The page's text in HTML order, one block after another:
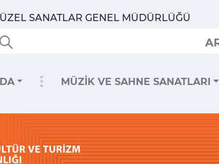
SANATLAR GENEL MÜDÜRLÜĞÜ
MÜZİK VE SAHNE SANATLARI